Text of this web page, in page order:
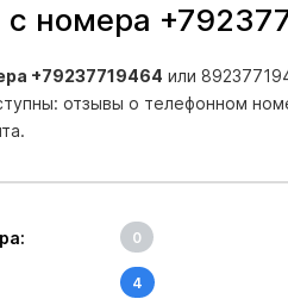
с номера
+79237719464 или
отзывы о телефонном
0
4